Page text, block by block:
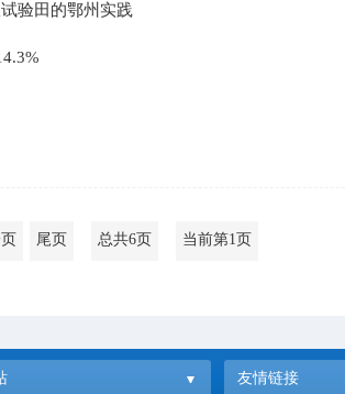
验田的鄂州实践
尾页 总共6页 当前第1页
友情链接